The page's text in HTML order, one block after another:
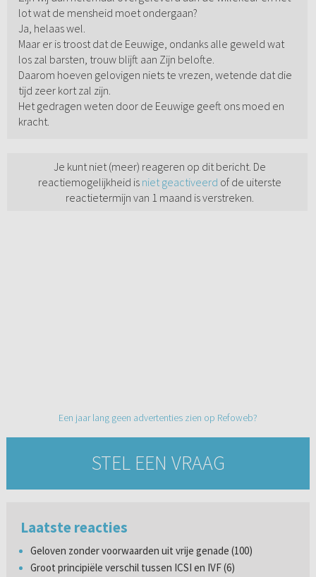
lot wat de mensheid moet ondergaan?
Ja, helaas wel.
Maar er is troost dat de Eeuwige, ondanks alle geweld wat
los zal barsten, trouw blijft aan Zijn belofte.
Daarom hoeven gelovigen niets te vrezen, wetende dat die
tijd zeer kort zal zijn.
Het gedragen weten door de Eeuwige geeft ons moed en
kracht.
Je kunt niet (meer) reageren op dit bericht. De
reactiemogelijkheid is niet geactiveerd of de uiterste
reactietermijn van 1 maand is verstreken.
Een jaar lang geen advertenties zien op Refoweb?
STEL EEN VRAAG
Laatste reacties
Geloven zonder voorwaarden uit vrije genade (100)
Groot principiële verschil tussen ICSI en IVF (6)